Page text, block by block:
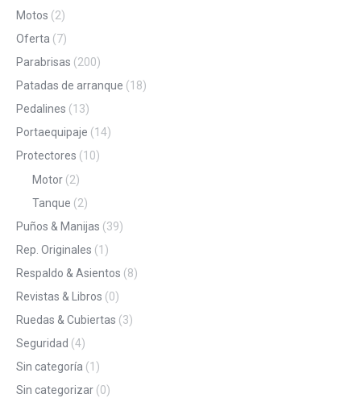
Motos (2)
Oferta (7)
Parabrisas (200)
Patadas de arranque (18)
Pedalines (13)
Portaequipaje (14)
Protectores (10)
Motor (2)
Tanque (2)
Puños & Manijas (39)
Rep. Originales (1)
Respaldo & Asientos (8)
Revistas & Libros (0)
Ruedas & Cubiertas (3)
Seguridad (4)
Sin categoría (1)
Sin categorizar (0)